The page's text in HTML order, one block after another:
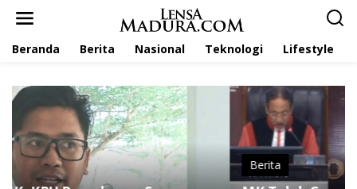
Beranda Berita Nasional Teknologi Lifestyle
Berita